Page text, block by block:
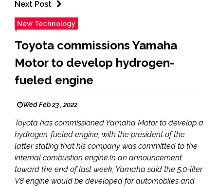
Next Post
New Technology
Toyota commissions Yamaha
Motor to develop hydrogen-
fueled engine
Wed Feb 23 , 2022
Toyota has commissioned Yamaha Motor to develop a
hydrogen-fueled engine, with the president of the
latter stating that his company was committed to the
internal combustion engine.In an announcement
toward the end of last week, Yamaha said the 5.0-liter
V8 engine would be developed for automobiles and